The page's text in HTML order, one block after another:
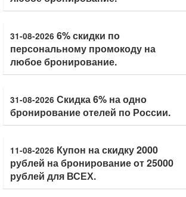
31-08-2026 6% скидки по
персональному промокоду на
любое бронирование.
31-08-2026 Скидка 6% на одно
бронирование отелей по России.
11-08-2026 Купон на скидку 2000
рублей на бронирование от 25000
рублей для ВСЕХ.